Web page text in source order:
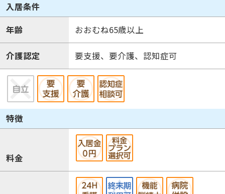
入居条件
年齢
おおむね65歳以上
介護認定 要支援、要介護、認知症可
特徴
料金